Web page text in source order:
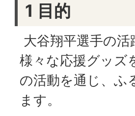
1 目的
大谷翔平選手の
様々な応援グッズ
の活動を通じ、ふ
ます。